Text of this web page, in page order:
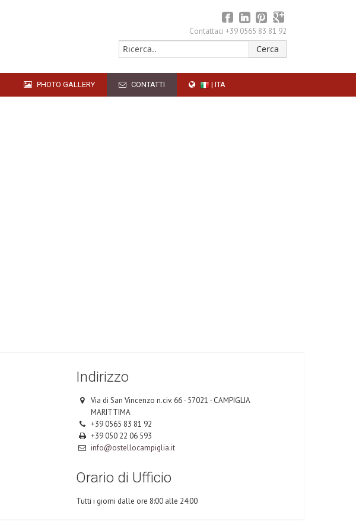
Contattaci +39 0565 83 81 92
PHOTO GALLERY CONTATTI | ITA
Indirizzo
Via di San Vincenzo n.civ. 66 - 57021 - CAMPIGLIA
MARITTIMA
+39 0565 83 81 92
+39 050 22 06 593
info@ostellocampiglia.it
Orario di Ufficio
Tutti i giorni dalle ore 8:00 alle 24:00